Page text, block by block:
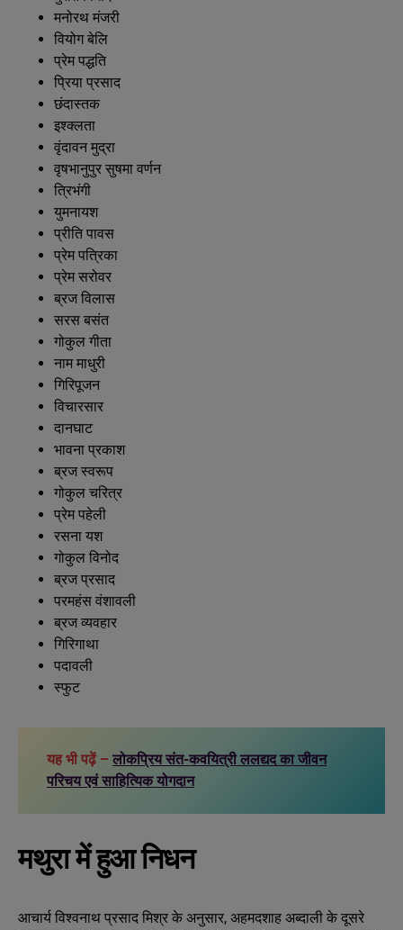
मनोरथ मंजरी
वियोग बेलि
प्रेम पद्धति
प्रिया प्रसाद
छंदास्तक
इश्क्लता
वृंदावन मुद्रा
वृषभानुपुर सुषमा वर्णन
त्रिभंगी
युमनायश
प्रीति पावस
प्रेम पत्रिका
प्रेम सरोवर
ब्रज विलास
सरस बसंत
गोकुल गीता
नाम माधुरी
गिरिपूजन
विचारसार
दानघाट
भावना प्रकाश
ब्रज स्वरूप
गोकुल चरित्र
प्रेम पहेली
रसना यश
गोकुल विनोद
ब्रज प्रसाद
परमहंस वंशावली
ब्रज व्यवहार
गिरिगाथा
पदावली
स्फुट
यह भी पढ़ें – लोकप्रिय संत-कवयित्री ललद्यद का जीवन
परिचय एवं साहित्यिक योगदान
मथुरा में हुआ निधन
आचार्य विश्वनाथ प्रसाद मिश्र के अनुसार, अहमदशाह अब्दाली के दूसरे